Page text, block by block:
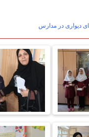
دیواری در مدارس